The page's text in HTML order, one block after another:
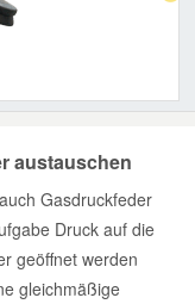
austauschen
Gasdruckfeder
Druck auf die
geöffnet werden
gleichmäßige